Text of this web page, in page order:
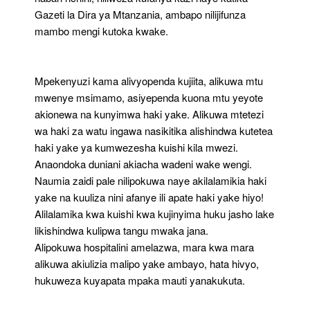
Gazeti la Dira ya Mtanzania, ambapo nilijifunza
mambo mengi kutoka kwake.
Mpekenyuzi kama alivyopenda kujiita, alikuwa mtu
mwenye msimamo, asiyependa kuona mtu yeyote
akionewa na kunyimwa haki yake. Alikuwa mtetezi
wa haki za watu ingawa nasikitika alishindwa kutetea
haki yake ya kumwezesha kuishi kila mwezi.
Anaondoka duniani akiacha wadeni wake wengi.
Naumia zaidi pale nilipokuwa naye akilalamikia haki
yake na kuuliza nini afanye ili apate haki yake hiyo!
Alilalamika kwa kuishi kwa kujinyima huku jasho lake
likishindwa kulipwa tangu mwaka jana.
Alipokuwa hospitalini amelazwa, mara kwa mara
alikuwa akiulizia malipo yake ambayo, hata hivyo,
hukuweza kuyapata mpaka mauti yanakukuta.